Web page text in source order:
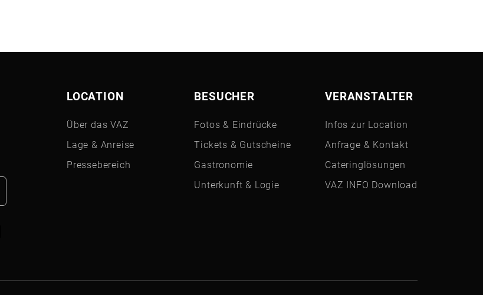
LOCATION
Über das VAZ
Lage & Anreise
Pressebereich
BESUCHER
Fotos & Eindrücke
Tickets & Gutscheine
Gastronomie
Unterkunft & Logie
VERANSTALTER
Infos zur Location
Anfrage & Kontakt
Cateringlösungen
VAZ INFO Download